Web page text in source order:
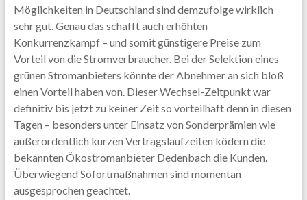
Möglichkeiten in Deutschland sind demzufolge wirklich
sehr gut. Genau das schafft auch erhöhten
Konkurrenzkampf – und somit günstigere Preise zum
Vorteil von die Stromverbraucher. Bei der Selektion eines
grünen Stromanbieters könnte der Abnehmer an sich bloß
einen Vorteil haben von. Dieser Wechsel-Zeitpunkt war
definitiv bis jetzt zu keiner Zeit so vorteilhaft denn in diesen
Tagen – besonders unter Einsatz von Sonderprämien wie
außerordentlich kurzen Vertragslaufzeiten ködern die
bekannten Ökostromanbieter Dedenbach die Kunden.
Überwiegend Sofortmaßnahmen sind momentan
ausgesprochen geachtet.